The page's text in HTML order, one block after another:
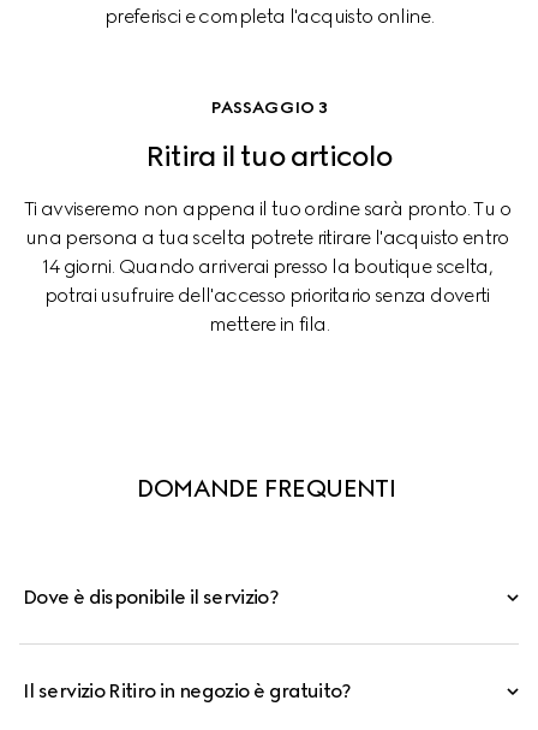
preferisci e completa l'acquisto online.
PASSAGGIO 3
Ritira il tuo articolo
Ti avviseremo non appena il tuo ordine sarà pronto. Tu o
una persona a tua scelta potrete ritirare l'acquisto entro
14 giorni. Quando arriverai presso la boutique scelta,
potrai usufruire dell'accesso prioritario senza doverti
mettere in fila.
DOMANDE FREQUENTI
Dove è disponibile il servizio?
Il servizio Ritiro in negozio è gratuito?